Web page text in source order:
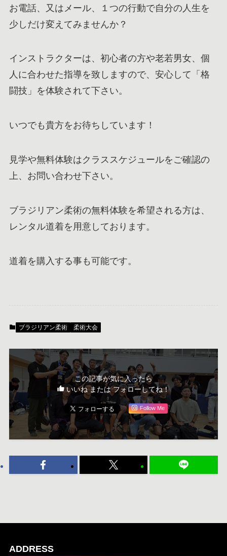
お電話、又はメール、１つの行動で自分の人生を
少しだけ変えてみませんか？
インストラクターは、初心者の方や老若男女、個
人に合わせた指導を致しますので、安心して「格
闘技」を体験されて下さい。
いつでも貴方をお待ちしています！
見学や無料体験はクラススケジュールをご確認の
上、お問い合わせ下さい。
ブラジリアン柔術の無料体験を希望される方は、
レンタル道着を用意しております。
道着を購入する事も可能です。
ブラジリアン柔術 柔術大会
この記事が気に入ったら
いいね または フォローしてね！
Follow Me
ADDRESS